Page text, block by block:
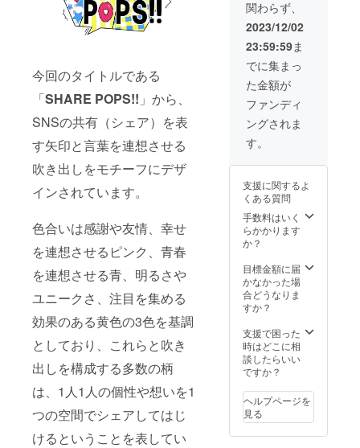
今回のタイトルである
「SHARE POPS!! 」から、
SNSの共有（シェア）を表
す矢印と言葉を連想させる
吹き出しをモチーフにデザ
インされています。
色合いは感謝や友情、幸せ
を連想させるピンク、青春
を連想させる青、明るさや
ユニークさ、注目を集める
効果のある黄色の3色を基調
としており、これらと吹き
出しを構成する多数の柄
は、1人1人の個性や想いを1
つの空間でシェアしてはじ
けるということを表してい
ない場
合は
CAMPF
IREにて
使用さ
れてい
るハン
ドル
ネーム
を使用
すので
ご了承
くださ
い。ま
た、特
定の人
お名前
や公序
良俗に
は掲載
をお断
りする
事が御
す。ご
注意く
ださ
い。
考欄に
記載希
望の
ニック
ネーム
＋メッ
セージ
（60字
以内）
をご記
＊² 支援
ず備考
欄にご
希望の
お名前
をご記
さい。
記入が
ない場
合は
IREにて
使用さ
れてい
るハン
ネーム
を使用
させて
頂きま
関わらず、
2023/12/02
23:59:59ま
でに集まっ
た金額が
ファンディ
ングされま
す。
支援に関するよ
くある質問
手数料はいく
らかかります
か？
目標金額に届
かなかった場
合どうなりま
すか？
支援で困った
時はどこに相
談したらいい
ですか？
ヘルプページを
見る